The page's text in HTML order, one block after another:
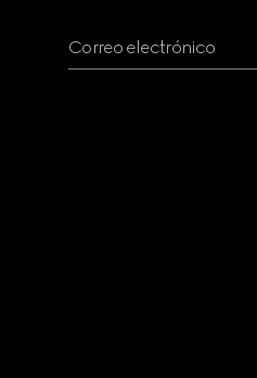
Correo electrónico